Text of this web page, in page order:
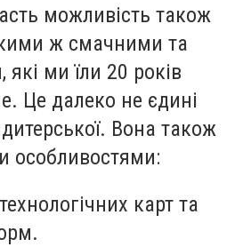
можливість також
ж смачними та
ми їли 20 років
Це далеко не єдині
Вона також
особливостями:
карт та